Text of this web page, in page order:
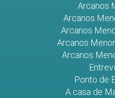
Arcanos
Arcanos
Arcanos
Arcanos
Arcanos
Ponto de
A casa de